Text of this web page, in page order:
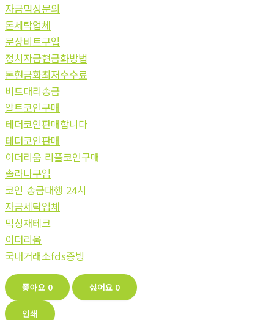
자금믹싱문의
돈세탁업체
문상비트구입
정치자금현금화방법
돈현금화최저수수료
비트대리송금
알트코인구매
테더코인판매합니다
테더코인판매
이더리움 리플코인구매
솔라나구입
코인 송금대행 24시
자금세탁업체
믹싱재테크
이더리움
국내거래소fds증빙
좋아요 0 싫어요 0
인쇄